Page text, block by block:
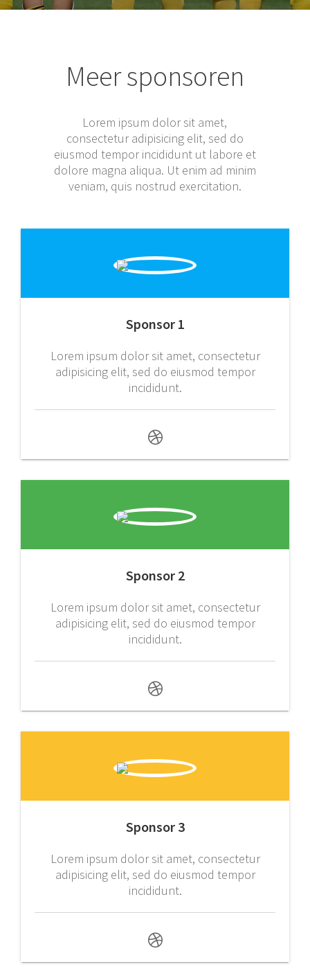
Meer sponsoren
Lorem ipsum dolor sit amet,
consectetur adipisicing elit, sed do
eiusmod tempor incididunt ut labore et
dolore magna aliqua. Ut enim ad minim
veniam, quis nostrud exercitation.
Sponsor 1
Lorem ipsum dolor sit amet, consectetur
adipisicing elit, sed do eiusmod tempor
incididunt.
Sponsor 2
Lorem ipsum dolor sit amet, consectetur
adipisicing elit, sed do eiusmod tempor
incididunt.
Sponsor 3
Lorem ipsum dolor sit amet, consectetur
adipisicing elit, sed do eiusmod tempor
incididunt.